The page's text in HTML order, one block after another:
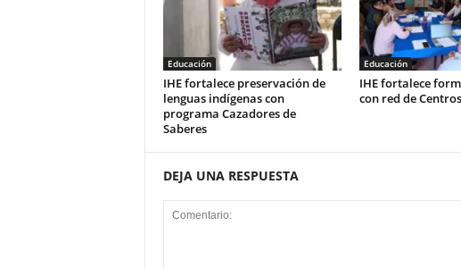
Educación
IHE fortalece preservación de
lenguas indígenas con
programa Cazadores de
Saberes
Educación
IHE fortalece
con red de
DEJA UNA RESPUESTA